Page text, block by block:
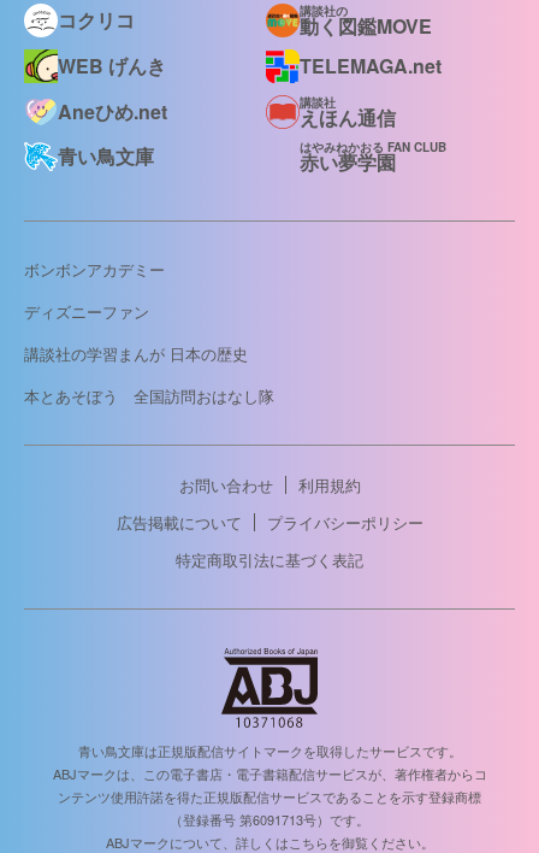
コクリコ
講談社の
動く図鑑MOVE
WEB げんき
TELEMAGA.net
Aneひめ.net
講談社
えほん通信
青い鳥文庫
はやみねかおる FAN CLUB
赤い夢学園
ボンボンアカデミー
ディズニーファン
講談社の学習まんが 日本の歴史
本とあそぼう 全国訪問おはなし隊
お問い合わせ
利用規約
広告掲載について
プライバシーポリシー
特定商取引法に基づく表記
青い鳥文庫は正規版配信サイトマークを取得したサービスです。
ABJマークは、この電子書店・電子書籍配信サービスが、著作権者からコ
ンテンツ使用許諾を得た正規版配信サービスであることを示す登録商標
（登録番号 第6091713号）です。
ABJマークについて、詳しくはこちらを御覧ください。